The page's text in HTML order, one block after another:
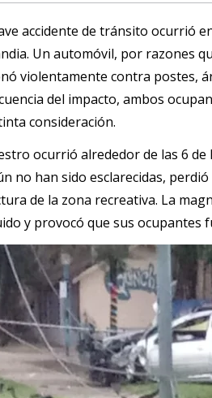
accidente de tránsito ocurrió
Un automóvil, por razones
violentamente contra postes,
del impacto, ambos
consideración.
ocurrió alrededor de las 6
no han sido esclarecidas,
de la zona recreativa. La
y provocó que sus ocupantes